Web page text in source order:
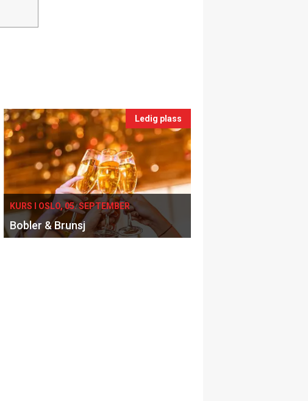
Ledig plass
KURS I OSLO, 05. SEPTEMBER
Bobler & Brunsj